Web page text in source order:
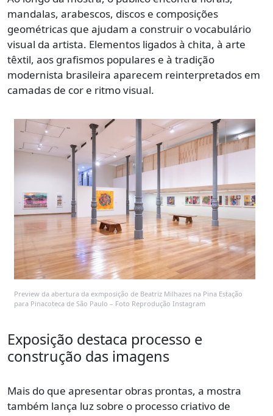
mandalas, arabescos, discos e composições
geométricas que ajudam a construir o vocabulário
visual da artista. Elementos ligados à chita, à arte
têxtil, aos grafismos populares e à tradição
modernista brasileira aparecem reinterpretados em
camadas de cor e ritmo visual.
Preview da abertura da exmposição de Beatriz Milhazes na Pina Estação
para Pinacoteca de São Paulo – Foto Reprodução Instagram
Exposição destaca processo e
construção das imagens
Mais do que apresentar obras prontas, a mostra
também lança luz sobre o processo criativo de